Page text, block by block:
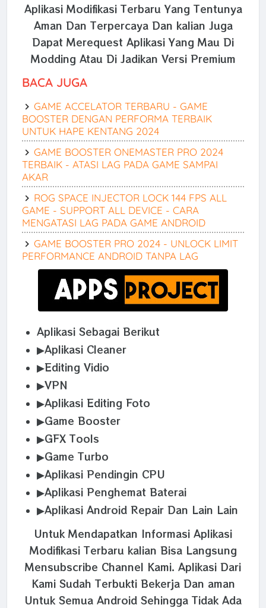
Aplikasi Modifikasi Terbaru Yang Tentunya
Aman Dan Terpercaya Dan kalian Juga
Dapat Merequest Aplikasi Yang Mau Di
Modding Atau Di Jadikan Versi Premium
BACA JUGA
GAME ACCELATOR TERBARU - GAME
BOOSTER DENGAN PERFORMA TERBAIK
UNTUK HAPE KENTANG 2024
GAME BOOSTER ONEMASTER PRO 2024
TERBAIK - ATASI LAG PADA GAME SAMPAI
AKAR
ROG SPACE INJECTOR LOCK 144 FPS ALL
GAME - SUPPORT ALL DEVICE - CARA
MENGATASI LAG PADA GAME ANDROID
GAME BOOSTER PRO 2024 - UNLOCK LIMIT
PERFORMANCE ANDROID TANPA LAG
Aplikasi Sebagai Berikut
▶Aplikasi Cleaner
▶Editing Vidio
▶VPN
▶Aplikasi Editing Foto
▶Game Booster
▶GFX Tools
▶Game Turbo
▶Aplikasi Pendingin CPU
▶Aplikasi Penghemat Baterai
▶Aplikasi Android Repair Dan Lain Lain
Untuk Mendapatkan Informasi Aplikasi
Modifikasi Terbaru kalian Bisa Langsung
Mensubscribe Channel Kami. Aplikasi Dari
Kami Sudah Terbukti Bekerja Dan aman
Untuk Semua Android Sehingga Tidak Ada